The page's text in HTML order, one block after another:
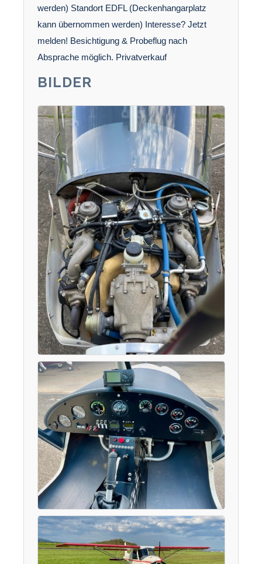
werden) Standort EDFL (Deckenhangarplatz
kann übernommen werden) Interesse? Jetzt
melden! Besichtigung & Probeflug nach
Absprache möglich. Privatverkauf
BILDER